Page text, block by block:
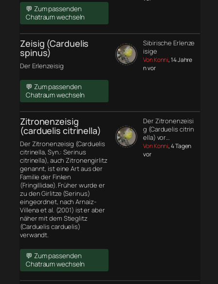
💬 Zum passenden
Chatraum wechseln
Zeisig (Carduelis
spinus)
Der Erlenzeisig
💬 Zum passenden
Chatraum wechseln
Sibirische Erlenze
isige
Von Konni, 14 Jahre
n vor
Zitronenzeisig
(carduelis citrinella)
Der Zitronenzeisig (Carduelis
citrinella, Syn.: Serinus
citrinella), auch Zitronengirlitz
genannt, ist eine Art aus der
Familie der Finken
(Fringillidae). Früher wurde er
zu den Girlitze (Serinus)
eingeordnet, nach Arnaiz-
Villena et al. (2001) ist er aber
näher mit dem Stieglitz
(Carduelis carduelis)
verwandt.
💬 Zum passenden
Chatraum wechseln
Der Zitronenzeisi
g (Carduelis citrin
ella) vor…
Von Konni, 4 Tagen
vor